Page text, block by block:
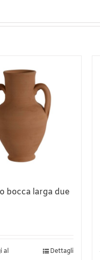
bocca larga due
al
Dettagli